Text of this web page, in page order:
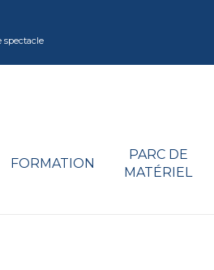
spectacle
FORMATION
PARC DE
MATÉRIEL